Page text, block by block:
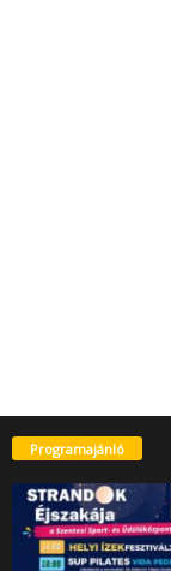
Programajánló